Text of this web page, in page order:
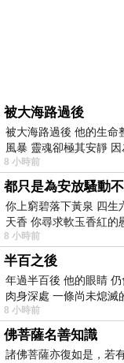
被大海路過後
被大海路過後 他的生命
風暴 靈魂卻極其安靜
8 小時前
都只是為安放騷動
你上窮碧落下黃泉 四生
天香 你尋求軟玉香紅的
8 小時前
半百之後
年過半百後 他的眼睛
肉身深處 一條尚未熄滅
8 小時前
佛菩薩名善知識
諸佛菩薩亦復如是，若